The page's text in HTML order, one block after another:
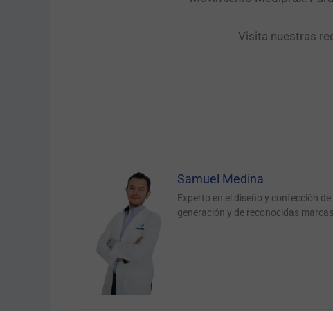
Visita nuestras
Samuel Medina
Experto en el diseño y confección
generación y de reconocidas